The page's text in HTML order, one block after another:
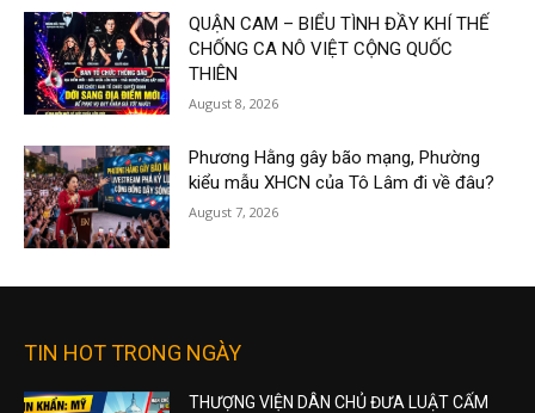
QUẬN CAM – BIỂU TÌNH ĐẦY KHÍ THẾ
CHỐNG CA NÔ VIỆT CỘNG QUỐC
THIÊN
August 8, 2026
Phương Hằng gây bão mạng, Phường
kiểu mẫu XHCN của Tô Lâm đi về đâu?
August 7, 2026
TIN HOT TRONG NGÀY
THƯỢNG VIỆN DÂN CHỦ ĐƯA LUẬT CẤM